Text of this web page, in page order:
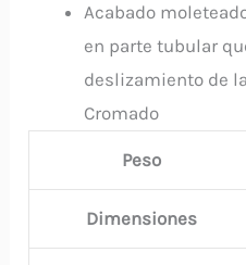
Acabado
en parte tubular
deslizamiento de
Cromado
Peso
Dimensiones